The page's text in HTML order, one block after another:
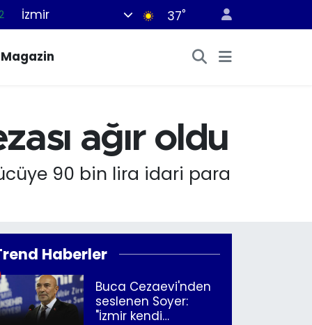
İzmir 37°
Magazin
ağır oldu
90 bin lira idari para
Haberler
Buca Cezaevi'nden
seslenen Soyer:
"İzmir kendi